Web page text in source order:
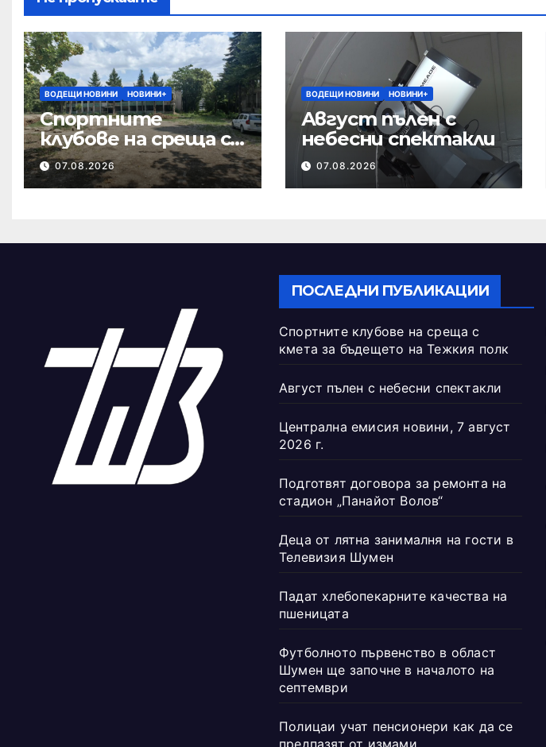
ВОДЕЩИ НОВИНИ НОВИНИ+
Спортните
клубове на среща с
кмета за
бъдещето на
07.08.2026
ВОДЕЩИ НОВИНИ НОВИНИ+
Август пълен с
небесни спектакли
07.08.2026
ПОСЛЕДНИ ПУБЛИКАЦИИ
Спортните клубове на среща с
кмета за бъдещето на Тежкия полк
Август пълен с небесни спектакли
Централна емисия новини, 7 август
2026 г.
Подготвят договора за ремонта на
стадион „Панайот Волов“
Деца от лятна занималня на гости в
Телевизия Шумен
Падат хлебопекарните качества на
пшеницата
Футболното първенство в област
Шумен ще започне в началото на
септември
Полицаи учат пенсионери как да се